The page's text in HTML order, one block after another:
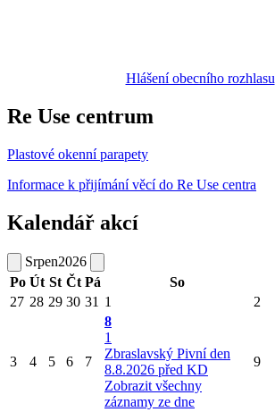
Hlášení obecního rozhlasu
Re Use centrum
Plastové okenní parapety
Informace k přijímání věcí do Re Use centra
Kalendář akcí
Srpen2026
Po Út St Čt Pá So
27 28 29 30 31 1 2
3 4 5 6 7
8
1
Zbraslavský Pivní den
8.8.2026 před KD
Zobrazit všechny
záznamy ze dne
9